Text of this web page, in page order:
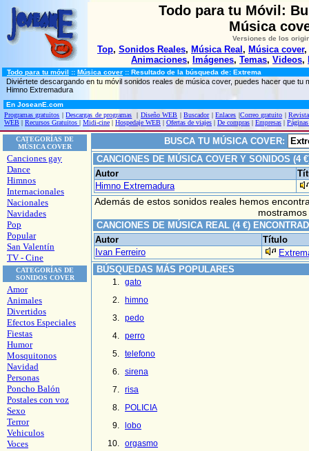
Todo para tu Móvil:
Música
Versiones de los
Top, Sonidos Reales, Música Real , Música cover,
Animaciones, Imágenes, Temas, Videos,
Todo para tu móvil :: Música cover :: Resultado de la búsqueda de: Extrema
Diviértete descargando en tu móvil sonidos reales de música cover, puedes hacer que
Himno Extremadura
En JoseanE.com
Programas gratuitos |Descargas de programas | Diseño WEB |Buscador|Enlaces |Correo gratuito |
WEB | Recursos Gratuitos | Midi-cine | Hospedaje WEB | Ofertas de viajes | De compras | Empresas |
CATEGORÍAS DE
MÚSICA COVER
Canciones gay
Dance
Himnos
Internacionales
Nacionales
Navidades
Pop
Popular
San Valentín
TV - Cine
CATEGORÍAS DE
SONIDOS COVER
Amor
Animales
Divertidos
Efectos Especiales
Fiestas
Humor
Mosquitonos
Navidad
Personas
Poncho Balón
Postales con voz
Sexo
Terror
Vehiculos
Voces
BUSCA TU MÚSICA COVER:
CANCIONES DE MÚSICA COVER Y SONIDOS (4
Autor
Himno Extremadura
Además de estos sonidos reales hemos
CANCIONES DE MÚSICA REAL (4 €)
Autor
Título
Ivan Ferreiro
BÚSQUEDAS MÁS POPULARES
gato
himno
pedo
perro
telefono
sirena
risa
POLICIA
lobo
orgasmo